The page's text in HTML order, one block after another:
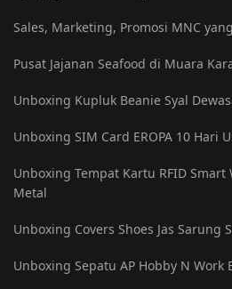
Sales, Marketing, Promosi MNC
Pusat Jajanan Seafood di Muara
Unboxing Kupluk Beanie Syal
Unboxing SIM Card EROPA 10 Hari
Unboxing Tempat Kartu RFID Smart
Metal
Unboxing Covers Shoes Jas Sarung
Unboxing Sepatu AP Hobby N Work